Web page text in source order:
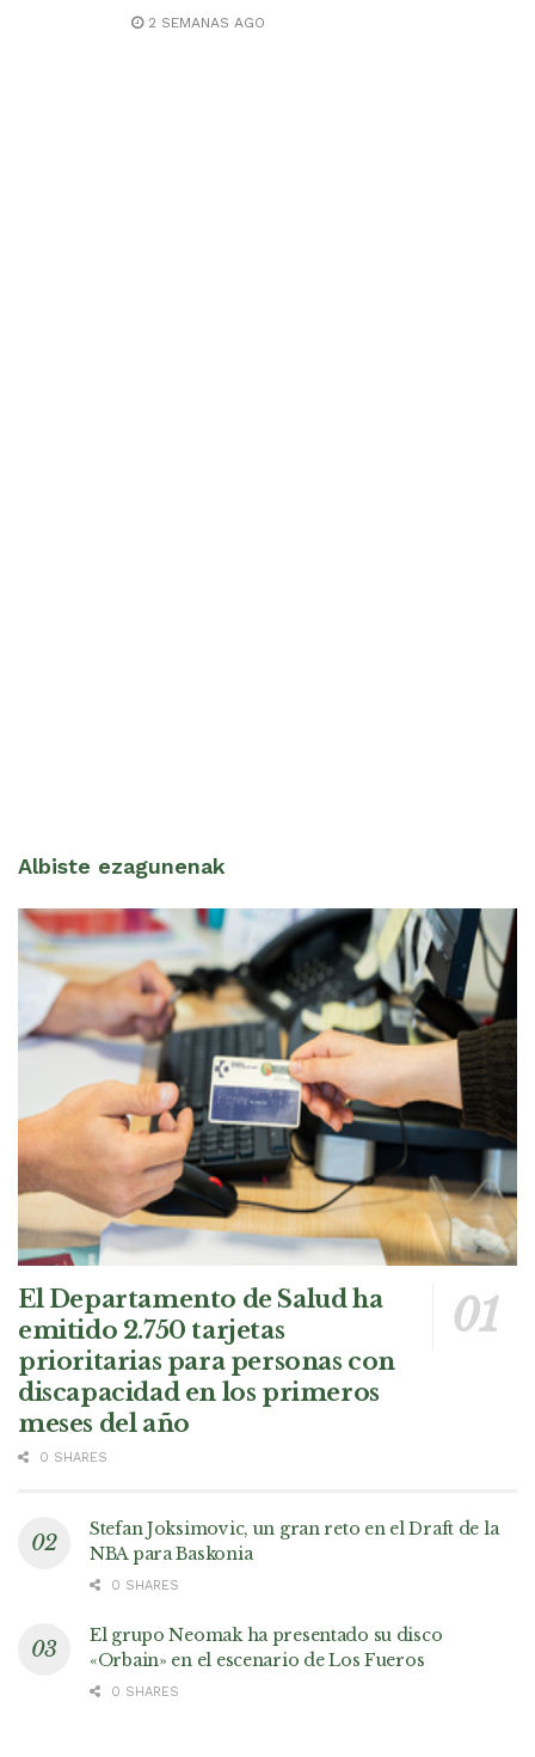
2 SEMANAS AGO
Albiste ezagunenak
El Departamento de Salud ha
emitido 2.750 tarjetas
prioritarias para personas con
discapacidad en los primeros
meses del año
0 SHARES
Stefan Joksimovic, un gran reto en el Draft de la
NBA para Baskonia
0 SHARES
El grupo Neomak ha presentado su disco
«Orbain» en el escenario de Los Fueros
0 SHARES